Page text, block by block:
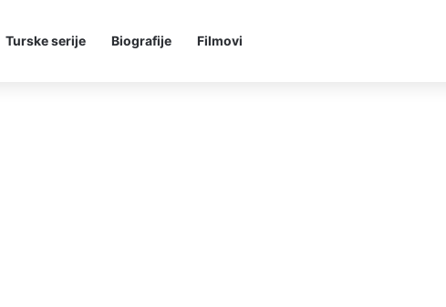
Turske serije Biografije Filmovi